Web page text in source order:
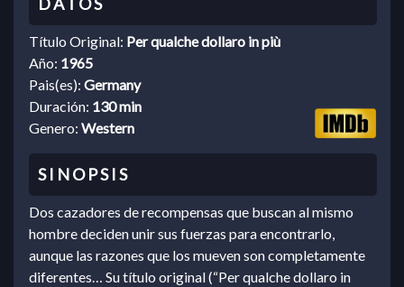
Título Original: Per qualche dollaro in più
Año: 1965
Pais(es): Germany
Duración: 130 min
Genero: Western
Dos cazadores de recompensas que buscan al mismo
hombre deciden unir sus fuerzas para encontrarlo,
aunque las razones que los mueven son completamente
diferentes… Su título original (“Per qualche dollaro in